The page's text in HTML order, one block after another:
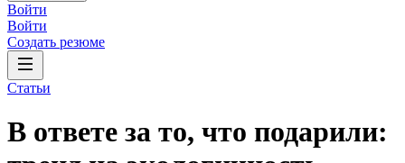
Войти
Войти
Создать резюме
Статьи
В ответе за то, что подарили: